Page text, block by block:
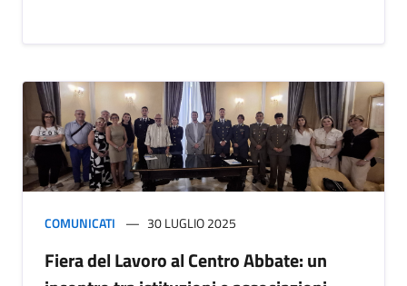
COMUNICATI 30 LUGLIO 2025
Fiera del Lavoro al Centro Abbate: un